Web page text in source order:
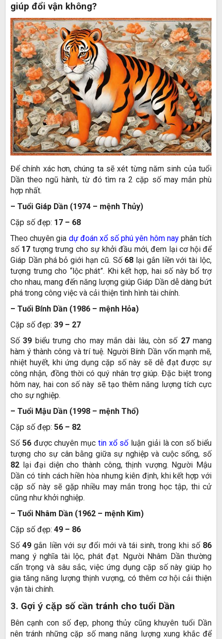
giúp đổi vận không?
Để chính xác hơn, chúng ta sẽ xét từng năm sinh của tuổi
Dần theo ngũ hành, từ đó tìm ra 2 cặp số may mắn phù
hợp nhất.
– Tuổi Giáp Dần (1974 – mệnh Thủy)
Cặp số đẹp: 17 – 68
Theo chuyên gia dự đoán xổ số phú yên hôm nayphân tích
số 17 tượng trưng cho sự khởi đầu mới, đem lại cơ hội để
Giáp Dần phá bỏ giới hạn cũ. Số68 lại gắn liền với tài lộc,
tượng trưng cho “lộc phát”. Khi kết hợp, hai số này bổ trợ
cho nhau, mang đến năng lượng giúp Giáp Dần dễ dàng bứt
phá trong công việc và cải thiện tình hình tài chính.
– Tuổi Bính Dần (1986 – mệnh Hỏa)
Cặp số đẹp: 39 – 27
Số39 biểu trưng cho may mắn dài lâu, còn số 27mang
hàm ý thành công và trí tuệ. Người Bính Dần vốn mạnh mẽ,
nhiệt huyết, khi ứng dụng cặp số này sẽ dễ đạt được sự
công nhận, đồng thời có quý nhân trợ giúp. Đặc biệt trong
hôm nay, hai con số này sẽ tạo thêm năng lượng tích cực
cho sự nghiệp.
– Tuổi Mậu Dần (1998 – mệnh Thổ)
Cặp số đẹp: 56 – 82
Số 56được chuyên mục tin xổ số luận giải là con số biểu
tượng cho sự cân bằng giữa sự nghiệp và cuộc sống, số
82 lại đại diện cho thành công, thịnh vượng. Người Mậu
Dần có tính cách hiền hòa nhưng kiên định, khi kết hợp với
cặp số này sẽ gặp nhiều may mắn trong học tập, thi cử
cũng như khởi nghiệp.
– Tuổi Nhâm Dần (1962 – mệnh Kim)
Cặp số đẹp: 49 – 86
Số 49 gắn liền với sự đổi mới và tái sinh, trong khi số 86
mang ý nghĩa tài lộc, phát đạt. Người Nhâm Dần thường
cẩn trọng và sâu sắc, việc ứng dụng cặp số này giúp họ
gia tăng năng lượng thịnh vượng, có thêm cơ hội cải thiện
vận tài chính.
3. Gợi ý cặp số cần tránh cho tuổi Dần
Bên cạnh con số đẹp, phong thủy cũng khuyên tuổi Dần
nên tránh những cặp số mang năng lượng xung khắc để